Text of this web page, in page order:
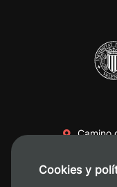
Camino
Cookies y